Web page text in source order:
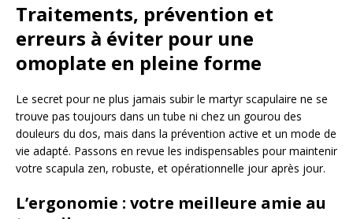
Traitements, prévention et
erreurs à éviter pour une
omoplate en pleine forme
Le secret pour ne plus jamais subir le martyr scapulaire ne se
trouve pas toujours dans un tube ni chez un gourou des
douleurs du dos, mais dans la prévention active et un mode de
vie adapté. Passons en revue les indispensables pour maintenir
votre scapula zen, robuste, et opérationnelle jour après jour.
L’ergonomie : votre meilleure amie au